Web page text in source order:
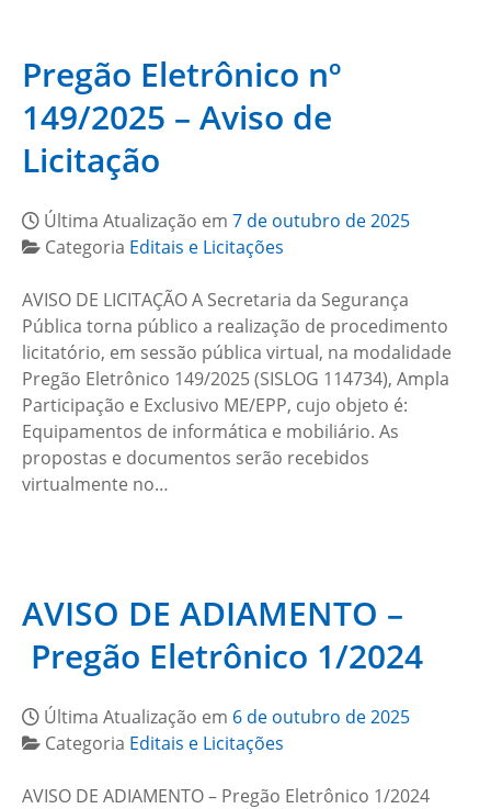
Pregão Eletrônico nº
149/2025 – Aviso de
Licitação
Última Atualização em 7 de outubro de 2025
Categoria Editais e Licitações
AVISO DE LICITAÇÃO A Secretaria da Segurança
Pública torna público a realização de procedimento
licitatório, em sessão pública virtual, na modalidade
Pregão Eletrônico 149/2025 (SISLOG 114734), Ampla
Participação e Exclusivo ME/EPP, cujo objeto é:
Equipamentos de informática e mobiliário. As
propostas e documentos serão recebidos
virtualmente no…
AVISO DE ADIAMENTO –
Pregão Eletrônico 1/2024
Última Atualização em 6 de outubro de 2025
Categoria Editais e Licitações
AVISO DE ADIAMENTO – Pregão Eletrônico 1/2024